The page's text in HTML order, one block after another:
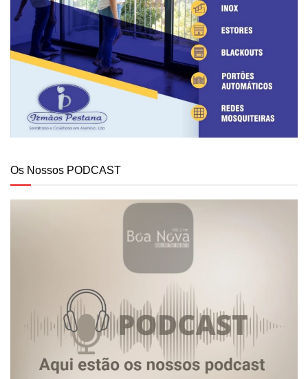
Os Nossos PODCAST